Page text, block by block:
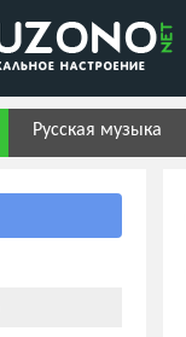
Русская музыка